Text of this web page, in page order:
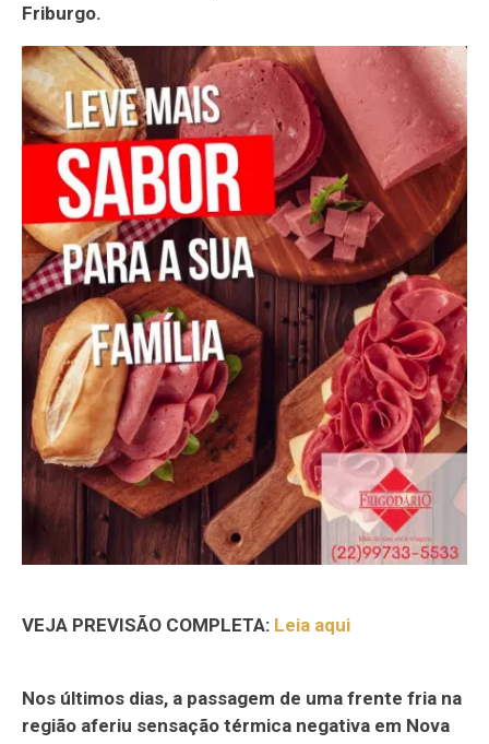
Friburgo.
VEJA PREVISÃO COMPLETA: Leia aqui
Nos últimos dias, a passagem de uma frente fria na
região aferiu sensação térmica negativa em Nova